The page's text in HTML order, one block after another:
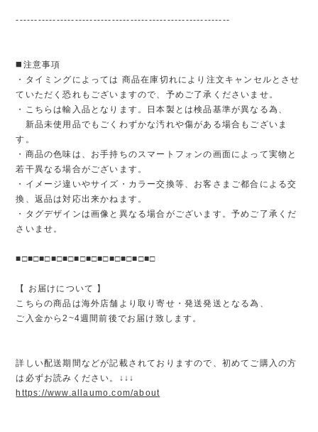
----------------------------------------------------------
◼️注意事項
・タイミングによっては 商品在庫切れにより注文キャンセルとさせ
ていただく恐れもございますので、予めご了承くださいませ。
・こちらは輸入品となります。日本製とは検品基準が異なる為、
新品未使用品でもごくわずかな汚れや傷がある場合もございま
す。
・商品の色味は、お手持ちのスマートフォンの画面によって実物と
若干異なる場合がございます。
・イメージ違いやサイズ・カラー交換等、お客さまご都合による交
換、返品は対応出来かねます。
・タグデザインは画像と異なる場合がございます。予めご了承くだ
さいませ。
■□■□■□■□■□■□■□■□■□■□■□■□
【 お届けについて 】
こちらの商品は海外店舗より取り寄せ・発送発送となる為、
ご入金から2~4週間前後でお届け致します。
詳しい配送期間などが記載されておりますので、初めてご購入の方
は必ずお読みください。↓↓↓
https://www.allaumo.com/about